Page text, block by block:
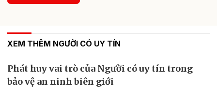
XEM THÊM NGƯỜI CÓ UY TÍN
Phát huy vai trò của Người có uy tín trong
bảo vệ an ninh biên giới